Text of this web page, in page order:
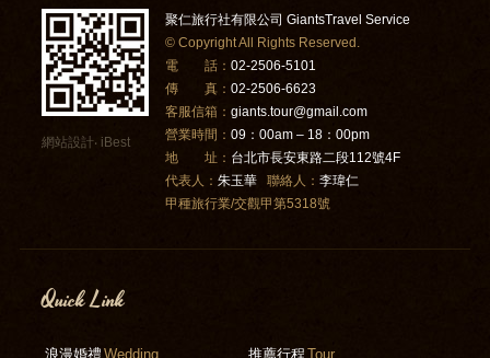
網站設計‧ iBest
聚仁旅行社有限公司 GiantsTravel Service
© Copyright All Rights Reserved.
電 話： 02-2506-5101
傳 真： 02-2506-6623
客服信箱： giants.tour@gmail.com
營業時間： 09：00am – 18：00pm
地 址： 台北市長安東路二段112號4F
代表人： 朱玉華 聯絡人： 李瑋仁
甲種旅行業/交觀甲第5318號
Quick Link
浪漫婚禮 Wedding 推薦行程 Tour